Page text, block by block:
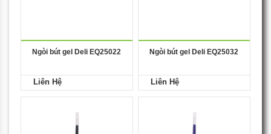
Ngòi bút gel Deli EQ25022
Liên Hệ
Ngòi bút gel Deli EQ25032
Liên Hệ